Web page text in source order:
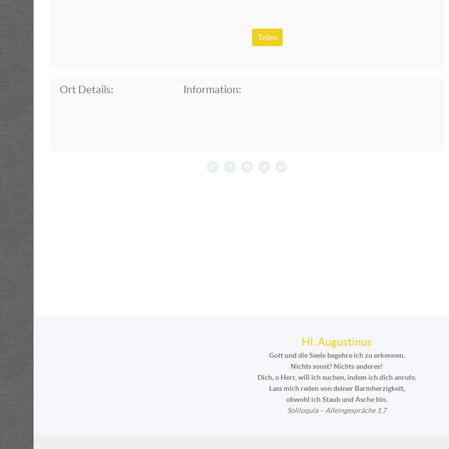
Teilen
Ort Details: Information:
Hl. Augustinus
Gott und die Seele begehre ich zu erkennen.
Nichts sonst? Nichts anderes!
Dich, o Herr, will ich suchen, indem ich dich anrufe.
Lass mich reden von deiner Barmherzigkeit,
obwohl ich Staub und Asche bin.
Soliloquia – Alleingespräche 1,7